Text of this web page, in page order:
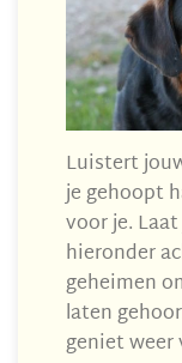
Luistert
je gehoopt
voor je.
hieronder
geheimen
laten
geniet weer